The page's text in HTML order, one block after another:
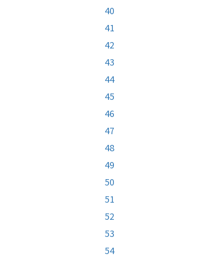
40
41
42
43
44
45
46
47
48
49
50
51
52
53
54